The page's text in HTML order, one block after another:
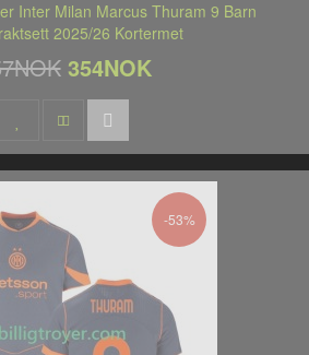
Inter Milan Marcus Thuram 9 Barn
2025/26 Kortermet
354NOK
-53%